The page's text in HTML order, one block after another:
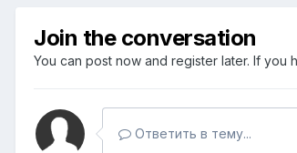
Join the conversation
You can post now and register later. If you
Ответить в тему...